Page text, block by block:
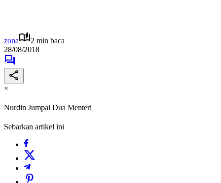
zona
2 min baca
28/08/2018
×
Nurdin Jumpai Dua Menteri
Sebarkan artikel ini